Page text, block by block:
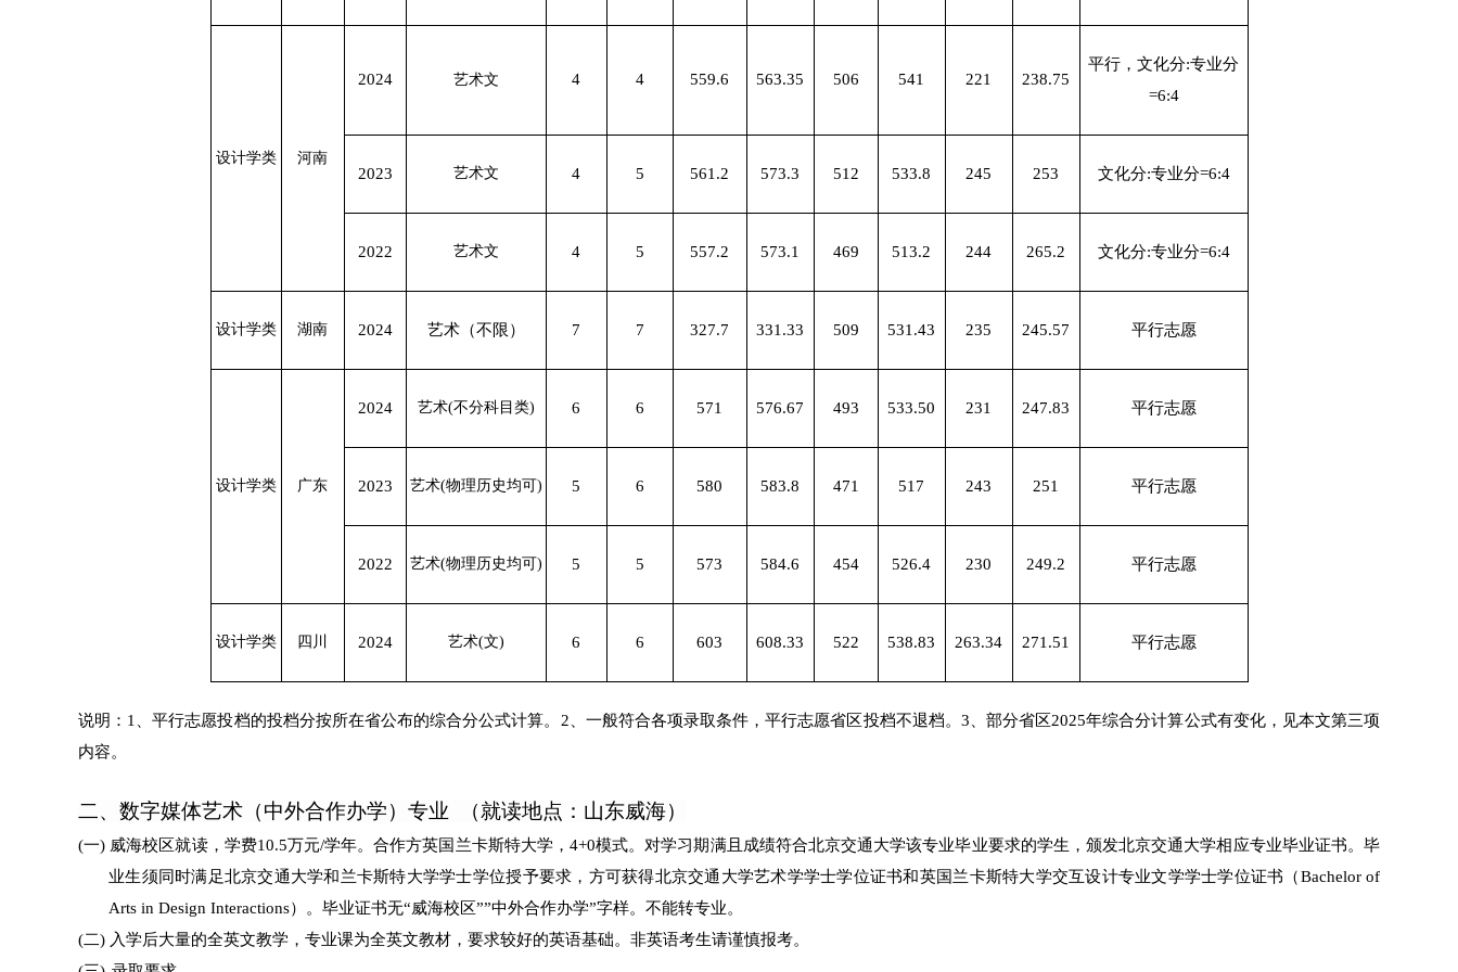
设计学类 河南
2024 艺术文 4 4 559.6 563.35 506 541 221 238.75
平行，文化分:专业分
=6:4
2023 艺术文 4 5 561.2 573.3 512 533.8 245 253 文化分:专业分=6:4
2022 艺术文 4 5 557.2 573.1 469 513.2 244 265.2 文化分:专业分=6:4
设计学类 湖南 2024 艺术（不限） 7 7 327.7 331.33 509 531.43 235 245.57 平行志愿
设计学类 广东
2024 艺术(不分科目类) 6 6 571 576.67 493 533.50 231 247.83 平行志愿
2023 艺术(物理历史均可) 5 6 580 583.8 471 517 243 251 平行志愿
2022 艺术(物理历史均可) 5 5 573 584.6 454 526.4 230 249.2 平行志愿
设计学类 四川 2024 艺术(文) 6 6 603 608.33 522 538.83 263.34 271.51 平行志愿
说明： 1、平行志愿投档的投档分按所在省公布的综合分公式计算。 2、 一般符合各项录取条件，平行志愿省区投档不退档。 3、部分省区2025年综合分计算公式有变化，见本文第三项
内容。
二、数字媒体艺术（中外合作办学）专业 （就读地点：山东威海）
(一) 威海校区就读，学费10.5万元/学年。合作方英国兰卡斯特大学， 4+0模式。对学习期满且成绩符合北京交通大学该专业毕业要求的学生，颁发北京交通大学相应专业毕业证书。毕
业生须同时满足北京交通大学和兰卡斯特大学学士学位授予要求，方可获得北京交通大学艺术学学士学位证书和英国兰卡斯特大学交互设计专业文学学士学位证书（Bachelor of
Arts in Design Interactions）
。 毕业证书无“威海校区””中外合作办学”字样。不能转专业。
(二) 入学后大量的全英文教学，专业课为全英文教材，要求较好的英语基础。 非英语考生请谨慎报考。